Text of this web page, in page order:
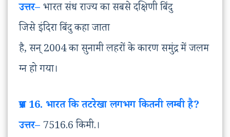
उत्तर–भारत संध राज्य का सबसे दक्षिणी बिंदु
जिसे इंदिरा बिंदु कहा जाता
है, सन् 2004 का सुनामी लहरों के कारण समुंद्र में जलम
ग्न हो गया।
प्रश्न16. भारतकितटरेखालगभगकितनीलम्बीहै?
उत्तर– 7516.6 किमी.।